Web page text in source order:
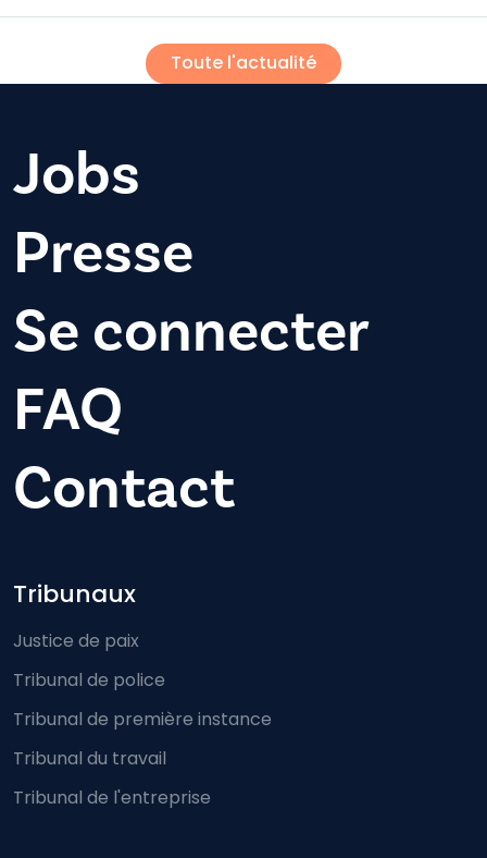
Toute l'actualité
Jobs
Presse
Se connecter
FAQ
Contact
Footer-menu
Tribunaux
Justice de paix
Tribunal de police
Tribunal de première instance
Tribunal du travail
Tribunal de l'entreprise